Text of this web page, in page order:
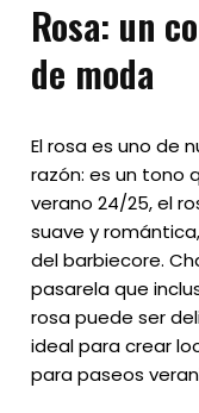
Rosa: un
de moda
El rosa es uno de
razón: es un tono
verano 24/25, el
suave y
del barbiecore.
pasarela que
rosa puede ser
ideal para crear
para paseos